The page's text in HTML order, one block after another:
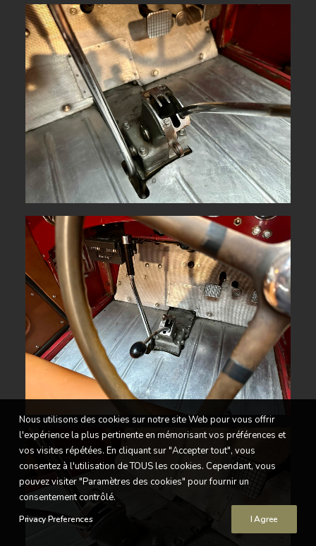
Nous utilisons des cookies sur notre site Web pour vous offrir
l'expérience la plus pertinente en mémorisant vos préférences et
vos visites répétées. En cliquant sur "Accepter tout", vous
consentez à l'utilisation de TOUS les cookies. Cependant, vous
pouvez visiter "Paramètres des cookies" pour fournir un
consentement contrôlé.
Privacy Preferences I Agree